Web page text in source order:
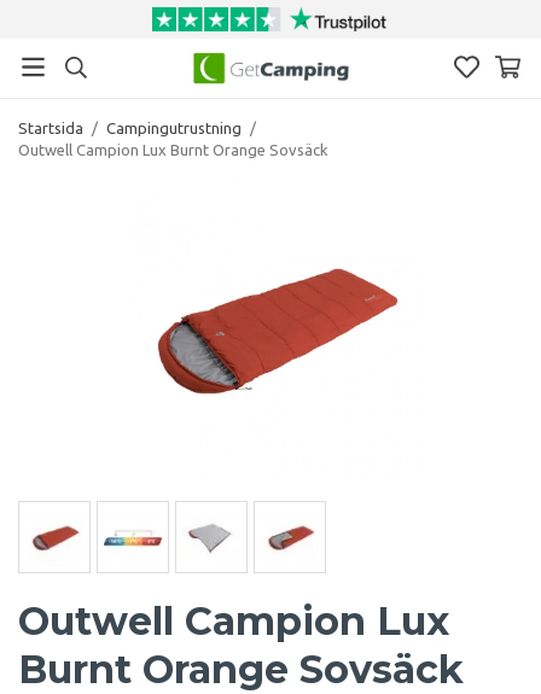
Startsida / Campingutrustning
/
Outwell Campion Lux Burnt Orange Sovsäck
Outwell Campion Lux
Burnt Orange Sovsäck